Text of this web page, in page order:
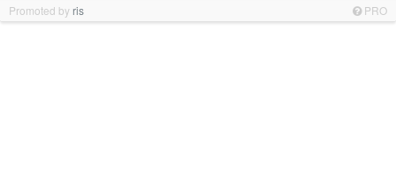
Promoted by ris PRO